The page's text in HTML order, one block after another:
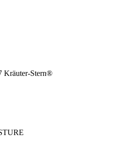
Kräuter-Stern®